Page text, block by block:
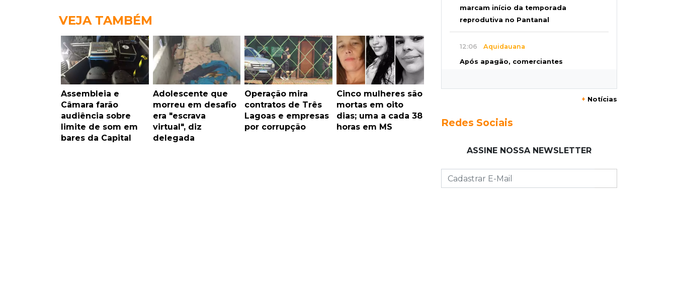
VEJA TAMBÉM
Assembleia e
Câmara farão
audiência sobre
limite de som em
bares da Capital
Adolescente que
morreu em desafio
era "escrava
virtual", diz
delegada
Operação mira
contratos de Três
Lagoas e empresas
por corrupção
Cinco mulheres são
mortas em oito
dias; uma a cada 38
horas em MS
marcam início da temporada
reprodutiva no Pantanal
12:06 Aquidauana
Após apagão, comerciantes
Engenheiro do Pantanal: tatu-
MS
11:38Agosto Lilás
+ Notícias
Redes Sociais
ASSINE NOSSA NEWSLETTER